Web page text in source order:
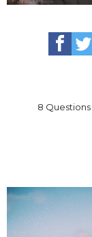
8 Questions